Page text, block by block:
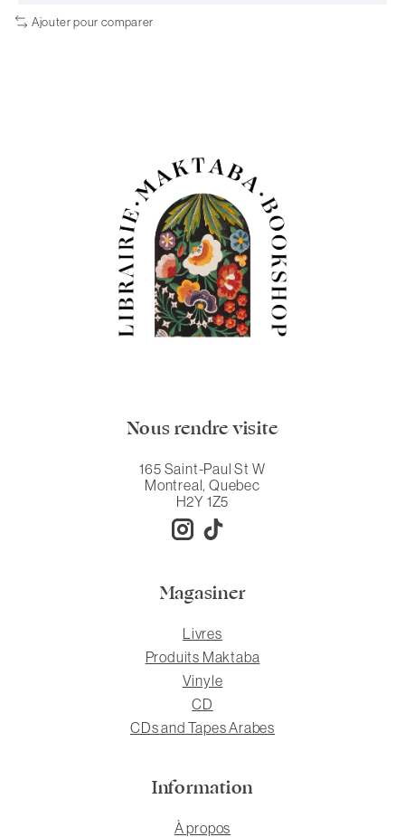
Ajouter pour comparer
Nous rendre visite
165 Saint-Paul St W
Montreal, Quebec
H2Y 1Z5
Magasiner
Livres
Produits Maktaba
Vinyle
CD
CDs and Tapes Arabes
Information
À propos